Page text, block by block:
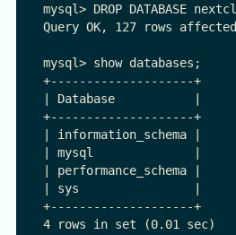
mysql> DROP DATABASE
Query OK, 127 rows
mysql> show databases;
+--------------------+
| Database           |
+--------------------+
| information_schema |
| mysql              |
| performance_schema |
| sys                |
+--------------------+
4 rows in set (0.01 sec)